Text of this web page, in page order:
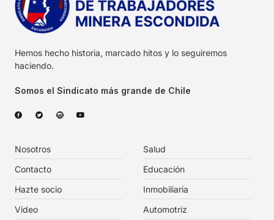
Hemos hecho historia, marcado hitos y lo seguiremos
haciendo.
Somos el Sindicato más grande de Chile
Nosotros
Contacto
Hazte socio
Video
Salud
Educación
Inmobiliaria
Automotriz